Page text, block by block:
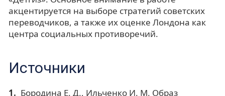
акцентируется на выборе стратегий советских
переводчиков, а также их оценке Лондона как
центра социальных противоречий.
Источники
Бородина Е. Д., Ильченко И. М. Образ